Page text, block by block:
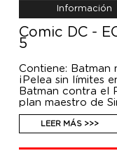
Información
Comic DC -
5
Contiene: Batman
¡Pelea sin límites
Batman contra el
plan maestro de
la historia de
Ghostmaker!
LEER MÁS >>>